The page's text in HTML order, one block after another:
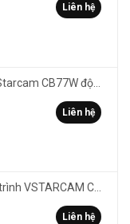
Liên hệ
Liên hệ
Camera 4G mini lưu hành trình VSTARCAM CB77 phân giải 3MP FullHD 1080P - Action cam quay Vlog
Liên hệ